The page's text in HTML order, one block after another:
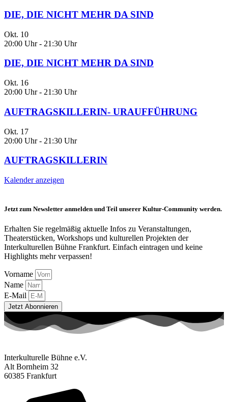
DIE, DIE NICHT MEHR DA SIND
Okt. 10
20:00 Uhr- 21:30 Uhr
DIE, DIE NICHT MEHR DA SIND
Okt. 16
20:00 Uhr- 21:30 Uhr
AUFTRAGSKILLERIN- URAUFFÜHRUNG
Okt. 17
20:00 Uhr- 21:30 Uhr
AUFTRAGSKILLERIN
Kalender anzeigen
Jetzt zum Newsletter anmelden und Teil unserer Kultur-Community werden.
Erhalten Sie regelmäßig aktuelle Infos zu Veranstaltungen,
Theaterstücken, Workshops und kulturellen Projekten der
Interkulturellen Bühne Frankfurt. Einfach eintragen und keine
Highlights mehr verpassen!
Vorname
Name
E-Mail
Jetzt Abonnieren
Interkulturelle Bühne e.V.
Alt Bornheim 32
60385 Frankfurt